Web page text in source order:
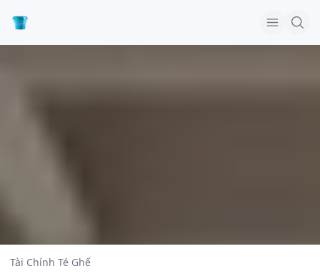
Tài Chính Té Ghế